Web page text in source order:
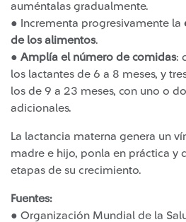
auméntalas gradualmente.
● Incrementa progresivamente la
de los alimentos.
● Amplía el número de comidas:
los lactantes de 6 a 8 meses, y
los de 9 a 23 meses, con uno o
adicionales.
La lactancia materna genera un
madre e hijo, ponla en práctica y
etapas de su crecimiento.
Fuentes:
● Organización Mundial de la